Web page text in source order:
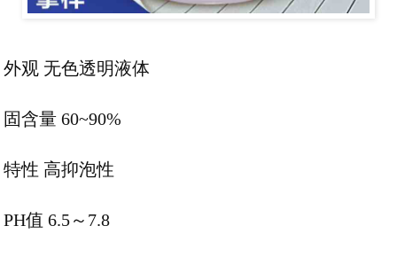
外观 无色透明液体
固含量 60~90%
特性 高抑泡性
PH值 6.5～7.8